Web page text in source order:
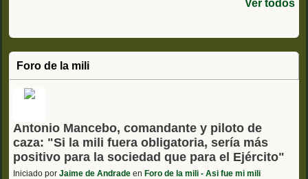
Ver todos
Foro de la mili
Antonio Mancebo, comandante y piloto de
caza: "Si la mili fuera obligatoria, sería más
positivo para la sociedad que para el Ejército"
Iniciado por Jaime de Andrade en Foro de la mili - Asi fue mi mili